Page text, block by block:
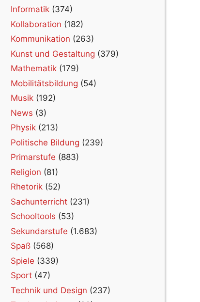
Informatik (374)
Kollaboration (182)
Kommunikation (263)
Kunst und Gestaltung (379)
Mathematik (179)
Mobilitätsbildung (54)
Musik (192)
News (3)
Physik (213)
Politische Bildung (239)
Primarstufe (883)
Religion (81)
Rhetorik (52)
Sachunterricht (231)
Schooltools (53)
Sekundarstufe (1.683)
Spaß (568)
Spiele (339)
Sport (47)
Technik und Design (237)